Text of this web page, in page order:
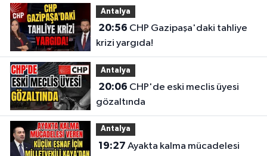
Antalya
20:56
krizi yargıda!
Antalya
20:06
gözaltında
Antalya
19:27